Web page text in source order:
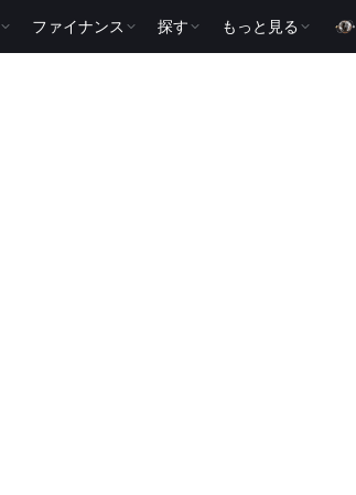
ファイナンス 探す もっと見る